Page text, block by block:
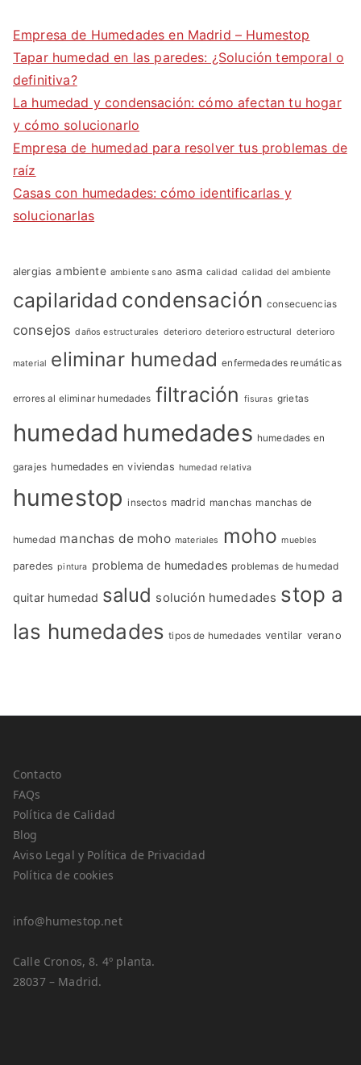
Empresa de Humedades en Madrid – Humestop
Tapar humedad en las paredes: ¿Solución temporal o
definitiva?
La humedad y condensación: cómo afectan tu hogar
y cómo solucionarlo
Empresa de humedad para resolver tus problemas de
raíz
Casas con humedades: cómo identificarlas y
solucionarlas
alergias ambiente ambiente sano asma calidad calidad del ambiente
capilaridad condensación consecuencias
consejos daños estructurales deterioro deterioro estructural deterioro
material eliminar humedad enfermedades reumáticas
errores al eliminar humedades filtración fisuras grietas
humedad humedades humedades en
garajes humedades en viviendas humedad relativa
humestop insectos madrid manchas manchas de
humedad manchas de moho materiales moho muebles
paredes pintura problema de humedades problemas de humedad
quitar humedad salud solución humedades stop a
las humedades tipos de humedades ventilar verano
Contacto
FAQs
Política de Calidad
Blog
Aviso Legal y Política de Privacidad
Política de cookies
info@humestop.net
Calle Cronos, 8. 4º planta.
28037 – Madrid.